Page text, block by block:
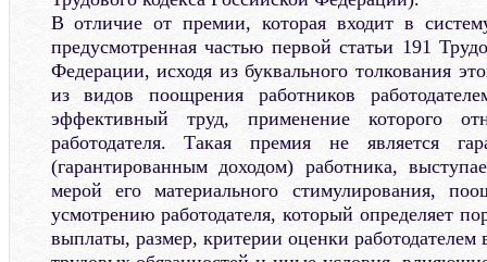
В отличие от премии, которая входит в
предусмотренная частью первой статьи 191
Федерации, исходя из буквального толкования
из видов поощрения работников
эффективный труд, применение которого
работодателя. Такая премия не является
(гарантированным доходом) работника,
мерой его материального стимулирования,
усмотрению работодателя, который определяет
выплаты, размер, критерии оценки